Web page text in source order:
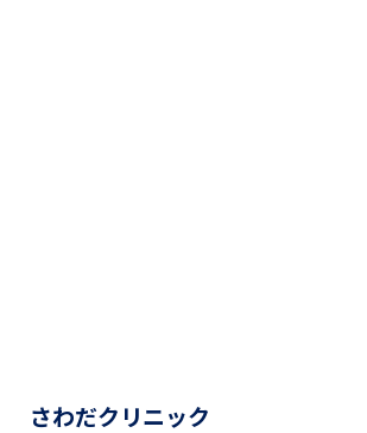
さわだクリニック